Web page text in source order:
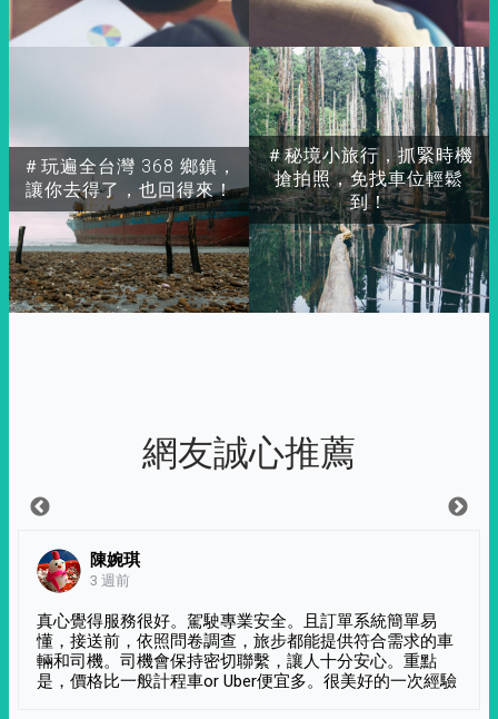
＃玩遍全台灣 368 鄉鎮，
讓你去得了，也回得來！
＃秘境小旅行，抓緊時機
搶拍照，免找車位輕鬆
到！
網友誠心推薦
陳婉琪
3 週前
真心覺得服務很好。駕駛專業安全。且訂單系統簡單易
懂，接送前，依照問卷調查，旅步都能提供符合需求的車
輛和司機。司機會保持密切聯繫，讓人十分安心。重點
是，價格比一般計程車or Uber便宜多。很美好的一次經驗